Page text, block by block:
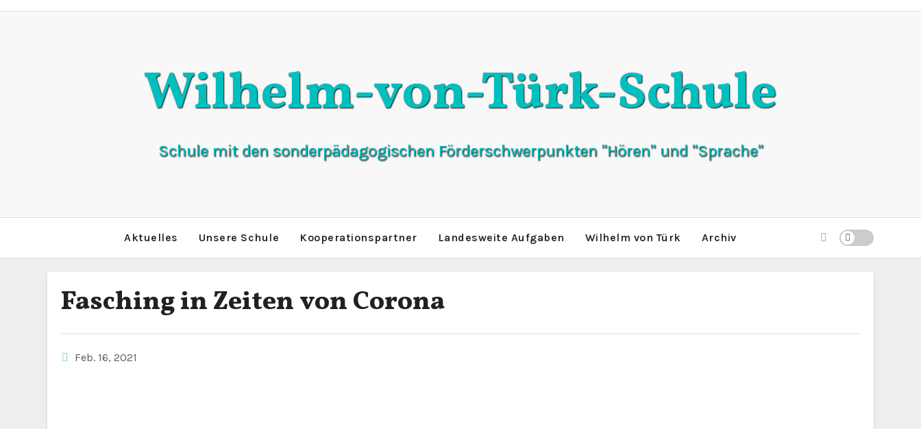
Zum
Wilhelm-von-Türk-Schule
Schule mit den sonderpädagogischen Förderschwerpunkten "Hören" und "Sprache"
Aktuelles Unsere Schule Kooperationspartner Landesweite Aufgaben Wilhelm von Türk Archiv
Fasching in Zeiten von Corona
Feb. 16, 2021